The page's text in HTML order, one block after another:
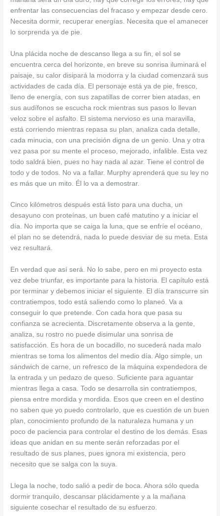
enfrentar las consecuencias del fracaso y empezar desde cero.
Necesita dormir, recuperar energías. Necesita que el amanecer
lo sorprenda ya de pie.
Una plácida noche de descanso llega a su fin, el sol se
encuentra cerca del horizonte, en breve su sonrisa iluminará el
paisaje, su calor disipará la modorra y la ciudad comenzará sus
actividades de cada día. El personaje está ya de pie, fresco,
lleno de energía, con sus zapatillas de correr bien atadas, en
sus audífonos se escucha rock mientras sus pasos lo llevan
veloz sobre el asfalto. El sistema nervioso es una maravilla,
está corriendo mientras repasa su plan, analiza cada detalle,
cada minucia, con una precisión digna de un genio. Una y otra
vez pasa por su mente el proceso, mejorado, infalible. Esta vez
todo saldrá bien, pues no hay nada al azar. Tiene el control de
todo y de todos. No va a fallar. Murphy aprenderá que su ley no
es más que un mito. Él lo va a demostrar.
Cinco kilómetros después está listo para una ducha, un
desayuno con proteínas, un buen café matutino y a iniciar el
día. No importa que se caiga la luna, que se enfríe el océano,
el plan no se detendrá, nada lo puede desviar de su meta. Esta
vez resultará.
En verdad que así será. No lo sabe, pero en mi proyecto esta
vez debe triunfar, es importante para la historia. El capítulo está
por terminar y debemos iniciar el siguiente. El día transcurre sin
contratiempos, todo está saliendo como lo planeó. Va a
conseguir lo que pretende. Con cada hora que pasa su
confianza se acrecienta. Discretamente observa a la gente,
analiza, su rostro no puede disimular una sonrisa de
satisfacción. Es hora de un bocadillo, no sucederá nada malo
mientras se toma los alimentos del medio día. Algo simple, un
sándwich de carne, un refresco de la máquina expendedora de
la entrada y un pedazo de queso. Suficiente para aguantar
mientras llega a casa. Todo se desarrolla sin contratiempos,
piensa entre mordida y mordida. Esos que creen en el destino
no saben que yo puedo controlarlo, que es cuestión de un buen
plan, conocimiento profundo de la naturaleza humana y un
poco de paciencia para controlar el destino de los demás. Esas
ideas que anidan en su mente serán reforzadas por el
resultado de sus planes, pues ignora mi existencia, pero
necesito que se salga con la suya.
Llega la noche, todo salió a pedir de boca. Ahora sólo queda
dormir tranquilo, descansar plácidamente y a la mañana
siguiente cosechar el resultado de su esfuerzo.